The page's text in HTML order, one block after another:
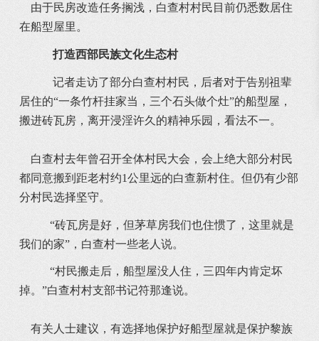
由于民房改造任务搁浅，白查村村民目前仍悉数居住
在船型屋里。
打造西部民族文化生态村
记者走访了部分白查村村民，后者对于告别祖辈
居住的“一条竹杆挂家当，三个石头做个灶”的船型屋，
搬进砖瓦房，离开浸淫许久的精神乐园，看法不一。
白查村去年曾召开全体村民大会，会上绝大部分村民
都同意搬到距老村约1公里远的白查新村住。但仍有少部
分村民选择坚守。
“砖瓦房是好，但茅草房我们也住惯了，这里就是
我们的家”，白查村一些老人说。
“村民搬走后，船型屋没人住，三四年内肯定坏
掉。”白查村村支部书记符那逢说。
有关人士建议，有选择地保护好船型屋就是保护黎族